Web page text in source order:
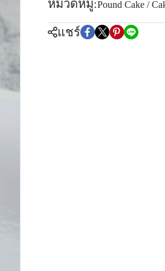
หมวดหมู่:Pound Cake /
แชร์